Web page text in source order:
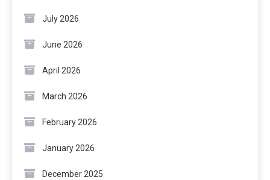
July 2026
June 2026
April 2026
March 2026
February 2026
January 2026
December 2025